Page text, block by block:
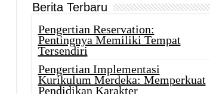
Berita Terbaru
Pengertian Reservation:
Pentingnya Memiliki Tempat
Tersendiri
Pengertian Implementasi
Kurikulum Merdeka: Memperkuat
Pendidikan Karakter